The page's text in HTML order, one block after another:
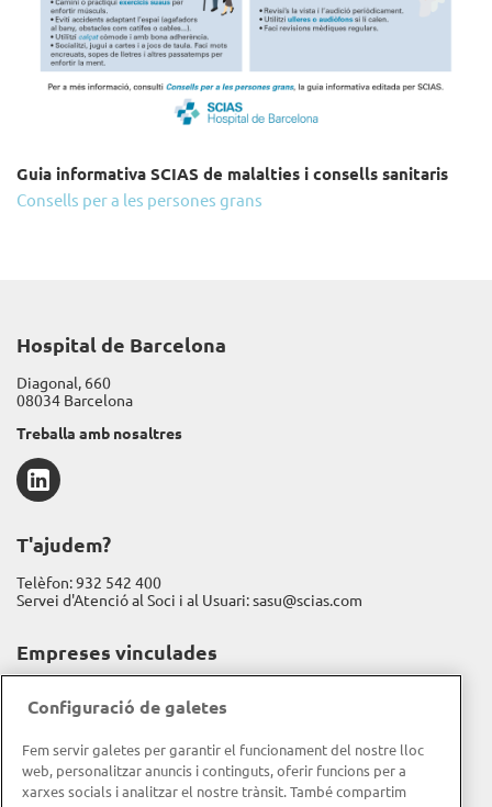
Guia informativa SCIAS de malalties i consells sanitaris
Consells per a les persones grans
Hospital de Barcelona
Diagonal, 660
08034 Barcelona
Treballa amb nosaltres
T'ajudem?
Telèfon:932 542 400
Servei d'Atenció al Soci i al Usuari:sasu@scias.com
Empreses vinculades
Gravida
Configuració de galetes
Fem servir galetes per garantir el funcionament del nostre lloc
web, personalitzar anuncis i continguts, oferir funcions per a
xarxes socials i analitzar el nostre trànsit. També compartim